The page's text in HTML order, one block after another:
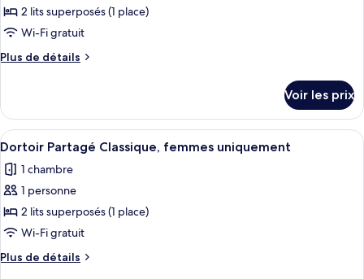
ce
type
chambre :
2 lits superposés (1 place)
Wi-Fi gratuit
Plus de détails
Plus
le
type
de
Dortoir
Partagé
Voir les prix
Afficher
toutes
les
photos
pour
ce
type
de
Une pièce avec des lits superposés,
1
Dortoir Partagé Classique, femmes uniquement
1 chambre
1 personne
2 lits superposés (1 place)
Wi-Fi gratuit
Plus de détails
Plus